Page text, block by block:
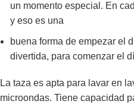
un momento especial. En
y eso es una
buena forma de empezar el
divertida, para comenzar el
La taza es apta para lavar en
microondas. Tiene capacidad